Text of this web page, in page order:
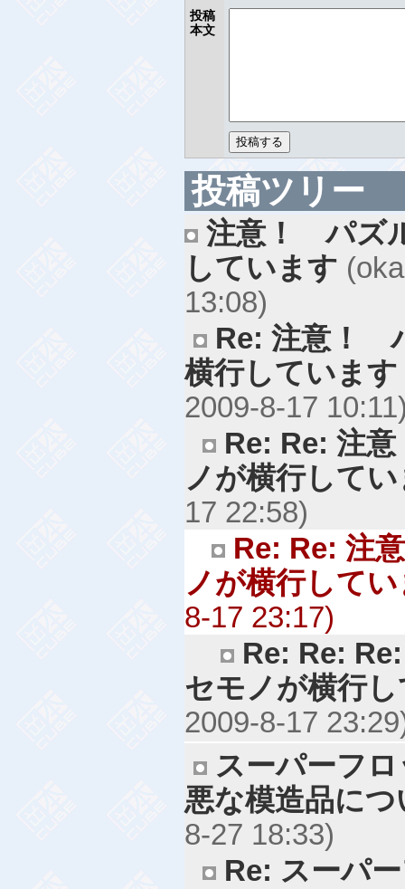
投稿
本文
投稿ツリー
注意！ パズ
しています
13:08)
Re: 注意！
横行しています
2009-8-17
Re: Re: 注
ノが横行して
17 22:58)
Re: Re: 注
ノが横行して
8-17 23:17)
Re: Re:
セモノが横行
2009-8-17
スーパーフ
悪な模造品につ
8-27 18:33)
Re: スーパ